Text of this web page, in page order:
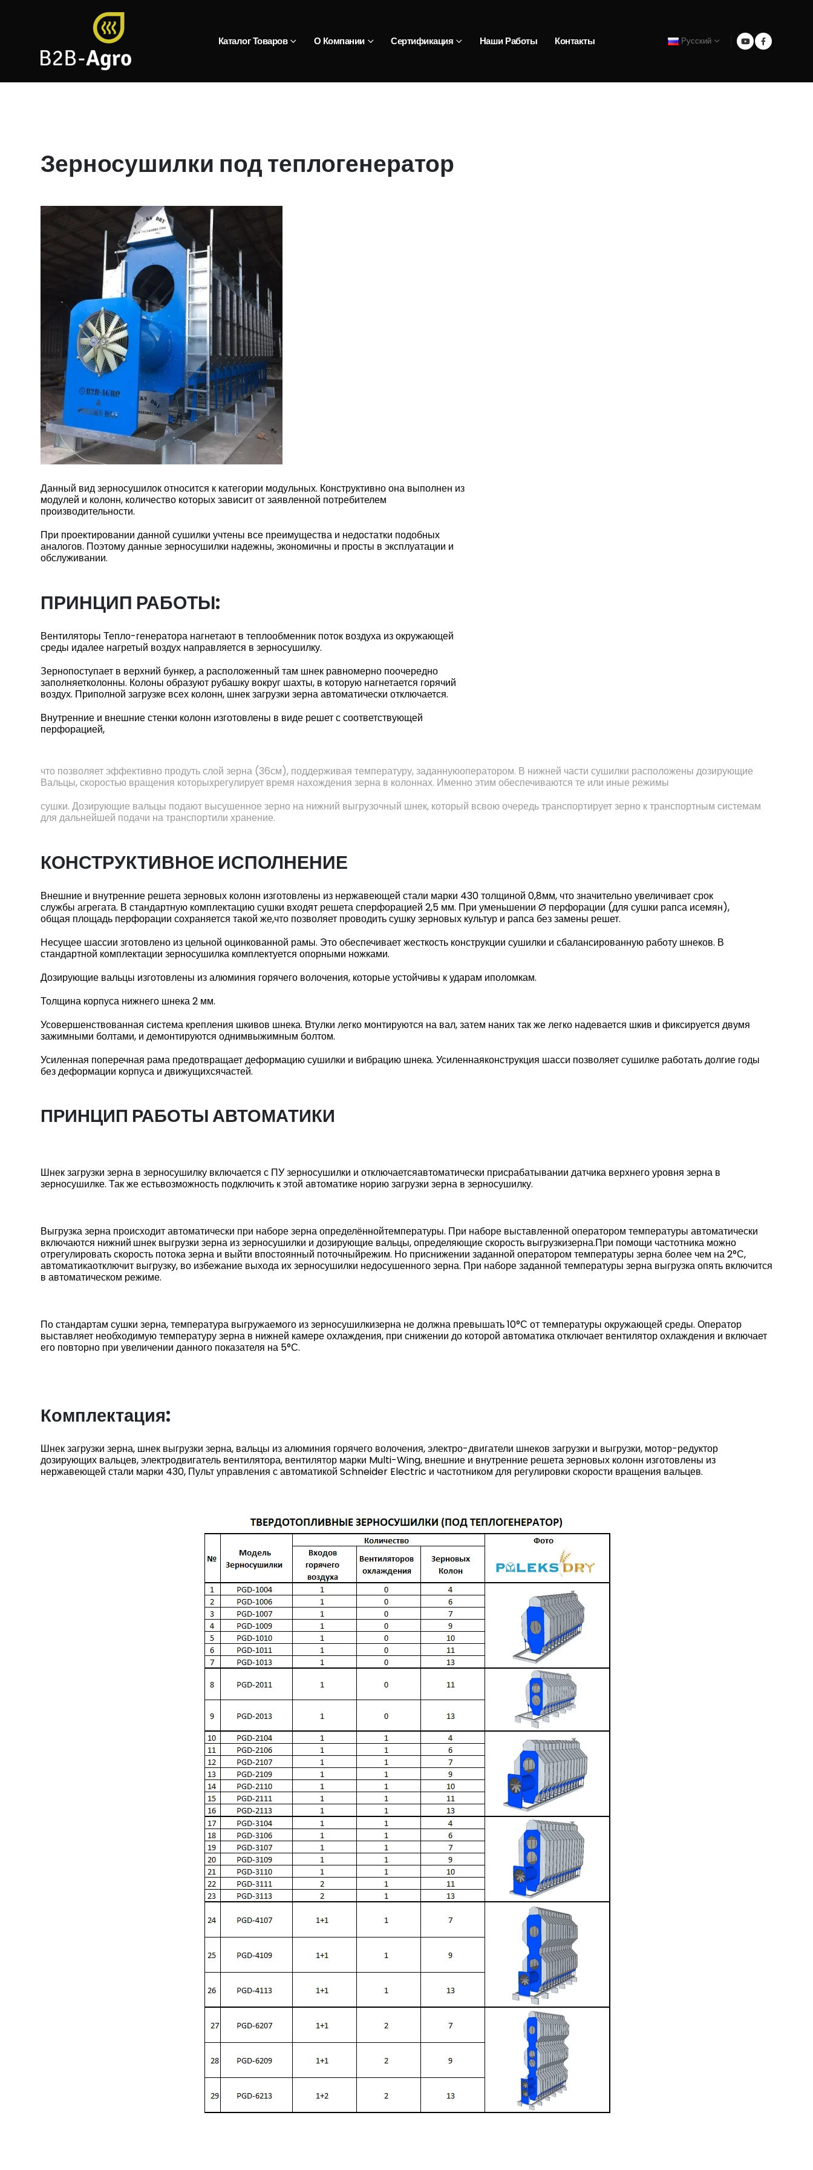
Каталог Товаров О Компании Сертификация Наши Работы Контакты Русский
Зерносушилки под теплогенератор
Данный вид зерносушилок относится к категории модульных. Конструктивно она выполнен из
модулей и колонн, количество которых зависит от заявленной потребителем
производительности.
При проектировании данной сушилки учтены все преимущества и недостатки подобных
аналогов. Поэтому данные зерносушилки надежны, экономичны и просты в эксплуатации и
обслуживании.
ПРИНЦИП РАБОТЫ:
Вентиляторы Тепло-генератора нагнетают в теплообменник поток воздуха из окружающей
среды идалее нагретый воздух направляется в зерносушилку.
Зернопоступает в верхний бункер, а расположенный там шнек равномерно поочередно
заполняетколонны. Колоны образуют рубашку вокруг шахты, в которую нагнетается горячий
воздух. Приполной загрузке всех колонн, шнек загрузки зерна автоматически отключается.
Внутренние и внешние стенки колонн изготовлены в виде решет с соответствующей
перфорацией,
что позволяет эффективно продуть слой зерна (36см), поддерживая температуру, заданнуюоператором. В нижней части сушилки расположены дозирующие
Вальцы, скоростью вращения которыхрегулирует время нахождения зерна в колоннах. Именно этим обеспечиваются те или иные режимы
сушки. Дозирующие вальцы подают высушенное зерно на нижний выгрузочный шнек, который всвою очередь транспортирует зерно к транспортным системам
для дальнейшей подачи на транспортили хранение.
КОНСТРУКТИВНОЕ ИСПОЛНЕНИЕ
Внешние и внутренние решета зерновых колонн изготовлены из нержавеющей стали марки 430 толщиной 0,8мм, что значительно увеличивает срок
службы агрегата. В стандартную комплектацию сушки входят решета сперфорацией 2,5 мм. При уменьшении Ø перфорации (для сушки рапса исемян),
общая площадь перфорации сохраняется такой же,что позволяет проводить сушку зерновых культур и рапса без замены решет.
Несущее шассии зготовлено из цельной оцинкованной рамы. Это обеспечивает жесткость конструкции сушилки и сбалансированную работу шнеков. В
стандартной комплектации зерносушилка комплектуется опорными ножками.
Дозирующие вальцы изготовлены из алюминия горячего волочения, которые устойчивы к ударам иполомкам.
Толщина корпуса нижнего шнека 2 мм.
Усовершенствованная система крепления шкивов шнека. Втулки легко монтируются на вал, затем наних так же легко надевается шкив и фиксируется двумя
зажимными болтами, и демонтируются однимвыжимным болтом.
Усиленная поперечная рама предотвращает деформацию сушилки и вибрацию шнека. Усиленнаяконструкция шасси позволяет сушилке работать долгие годы
без деформации корпуса и движущихсячастей.
ПРИНЦИП РАБОТЫ АВТОМАТИКИ
Шнек загрузки зерна в зерносушилку включается с ПУ зерносушилки и отключаетсяавтоматически присрабатывании датчика верхнего уровня зерна в
зерносушилке. Так же естьвозможность подключить к этой автоматике норию загрузки зерна в зерносушилку.
Выгрузка зерна происходит автоматически при наборе зерна определённойтемпературы. При наборе выставленной оператором температуры автоматически
включаются нижний шнек выгрузки зерна из зерносушилки и дозирующие вальцы, определяющие скорость выгрузкизерна.При помощи частотника можно
отрегулировать скорость потоказерна и выйти впостоянный поточныйрежим. Но приснижении заданной оператором температуры зерна более чем на 2°С,
автоматикаотключит выгрузку, во избежание выхода их зерносушилки недосушенного зерна. При наборе заданной температуры зерна выгрузка опять включится
в автоматическом режиме.
По стандартам сушки зерна, температура выгружаемого из зерносушилкизерна не должна превышать 10°С от температуры окружающей среды. Оператор
выставляет необходимую температуру зерна в нижней камере охлаждения, при снижении до которой автоматика отключает вентилятор охлаждения и включает
его повторно при увеличении данного показателя на 5°С.
Комплектация:
Шнек загрузки зерна, шнек выгрузки зерна, вальцы из алюминия горячего волочения, электро-двигатели шнеков загрузки и выгрузки, мотор-редуктор
дозирующих вальцев, электродвигатель вентилятора, вентилятор марки Multi-Wing, внешние и внутренние решета зерновых колонн изготовлены из
нержавеющей стали марки 430, Пульт управления с автоматикой Schneider Electric и частотником для регулировки скорости вращения вальцев.